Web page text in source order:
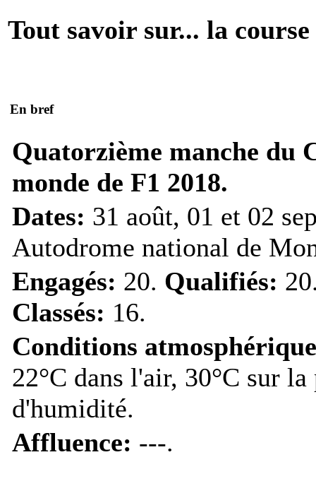
Tout savoir sur... la course
En bref
Quatorzième manche du
monde de F1 2018.
Dates: 31 août, 01 et 02
Autodrome national de
Engagés: 20. Qualifiés:
Classés: 16.
Conditions
22°C dans l'air, 30°C sur
d'humidité.
Affluence: ---.